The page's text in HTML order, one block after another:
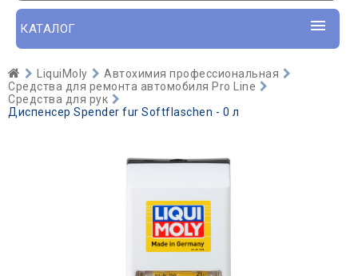
КАТАЛОГ
LiquiMoly
Автохимия профессиональная
Средства для ремонта автомобиля Pro Line
Средства для рук
Диспенсер Spender fur Softflaschen - 0 л